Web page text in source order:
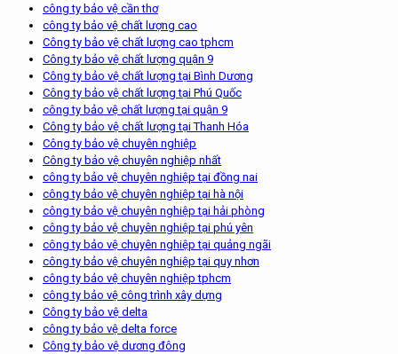
công ty bảo vệ cần thơ
công ty bảo vệ chất lượng cao
Công ty bảo vệ chất lượng cao tphcm
Công ty bảo vệ chất lượng quận 9
Công ty bảo vệ chất lượng tại Bình Dương
Công ty bảo vệ chất lượng tại Phú Quốc
công ty bảo vệ chất lượng tại quận 9
Công ty bảo vệ chất lượng tại Thanh Hóa
Công ty bảo vệ chuyên nghiệp
Công ty bảo vệ chuyên nghiệp nhất
công ty bảo vệ chuyên nghiệp tại đồng nai
công ty bảo vệ chuyên nghiệp tại hà nội
công ty bảo vệ chuyên nghiệp tại hải phòng
công ty bảo vệ chuyên nghiệp tại phú yên
công ty bảo vệ chuyên nghiệp tại quảng ngãi
công ty bảo vệ chuyên nghiệp tại quy nhơn
công ty bảo vệ chuyên nghiệp tphcm
công ty bảo vệ công trình xây dựng
Công ty bảo vệ delta
công ty bảo vệ delta force
Công ty bảo vệ dương đông